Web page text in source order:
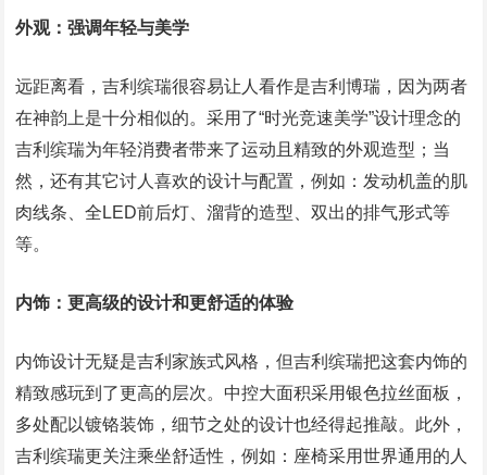
外观：强调年轻与美学
远距离看，吉利缤瑞很容易让人看作是吉利博瑞，因为两者
在神韵上是十分相似的。采用了“时光竞速美学”设计理念的
吉利缤瑞为年轻消费者带来了运动且精致的外观造型；当
然，还有其它讨人喜欢的设计与配置，例如：发动机盖的肌
肉线条、全LED前后灯、溜背的造型、双出的排气形式等
等。
内饰：更高级的设计和更舒适的体验
内饰设计无疑是吉利家族式风格，但吉利缤瑞把这套内饰的
精致感玩到了更高的层次。中控大面积采用银色拉丝面板，
多处配以镀铬装饰，细节之处的设计也经得起推敲。此外，
吉利缤瑞更关注乘坐舒适性，例如：座椅采用世界通用的人